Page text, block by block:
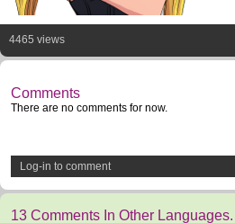
4465 views
Comments
There are no comments for now.
Log-in to comment
13 Comments In Other Languages.